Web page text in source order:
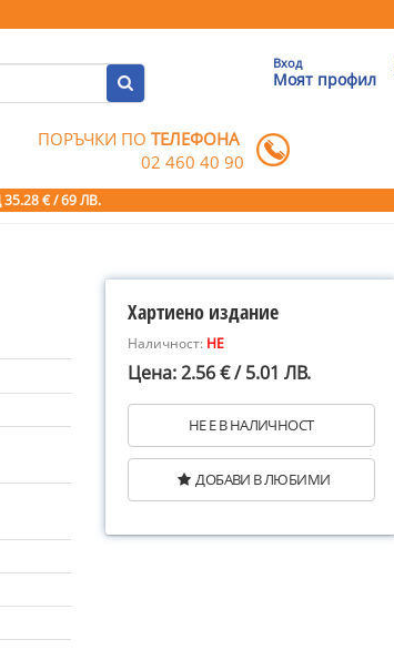
Вход
Моят профил
ПОРЪЧКИ ПОТЕЛЕФОНА
02 460 40 90
€ / 69 ЛВ.
Хартиено издание
Наличност: НЕ
Цена: 2.56 € / 5.01 ЛВ.
НЕ Е В НАЛИЧНОСТ
ДОБАВИ В ЛЮБИМИ